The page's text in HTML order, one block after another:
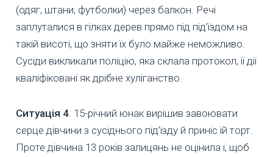
(одяг, штани, футболки) через балкон. Речі
заплуталися в гілках дерев прямо під під’їздом на
такій висоті, що зняти їх було майже неможливо.
Сусіди викликали поліцію, яка склала протокол, її дії
кваліфіковані як дрібне хуліганство.
Ситуація 4. 15-річний юнак вирішив завоювати
серце дівчини з сусіднього під’їзду й приніс їй торт.
Проте дівчина 13 років залицянь не оцінила і, щоб